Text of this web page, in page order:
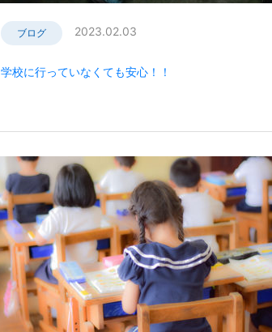
ブログ 2023.02.03
学校に行っていなくても安心！！